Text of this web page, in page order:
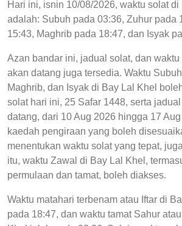
Hari ini, isnin 10/08/2026, waktu solat di
adalah: Subuh pada 03:36, Zuhur pada
15:43, Maghrib pada 18:47, dan Isyak
Azan bandar ini, jadual solat, dan waktu
akan datang juga tersedia. Waktu
Maghrib, dan Isyak di Bay Lal Khel
solat hari ini, 25 Safar 1448, serta
datang, dari 10 Aug 2026 hingga 17
kaedah pengiraan yang boleh
menentukan waktu solat yang tepat,
itu, waktu Zawal di Bay Lal Khel,
permulaan dan tamat, boleh diakses.
Waktu matahari terbenam atau Iftar di
pada 18:47, dan waktu tamat Sahur